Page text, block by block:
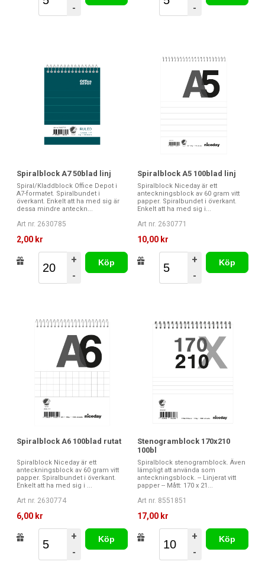
-
-
Spiralblock A7 50blad linj
Spiral/Kladdblock Office Depot i
A7-formatet. Spiralbundet i
överkant. Enkelt att ha med sig är
dessa mindre anteckn...
Art nr. 2630785
2,00 kr
+
-
Köp
Spiralblock A5 100blad linj
Spiralblock Niceday är ett
anteckningsblock av 60 gram vitt
papper. Spiralbundet i överkant.
Enkelt att ha med sig i...
Art nr. 2630771
10,00 kr
+
-
Köp
Spiralblock A6 100blad rutat
Spiralblock Niceday är ett
anteckningsblock av 60 gram vitt
papper. Spiralbundet i överkant.
Enkelt att ha med sig i ...
Art nr. 2630774
6,00 kr
+
-
Köp
Stenogramblock 170x210
100bl
Spiralblock stenogramblock. Även
lämpligt att använda som
anteckningsblock. -- Linjerat vitt
papper -- Mått: 170 x 21...
Art nr. 8551851
17,00 kr
+
-
Köp